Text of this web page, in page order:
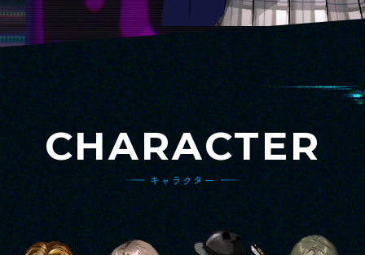
CHARACTER
キャラクター